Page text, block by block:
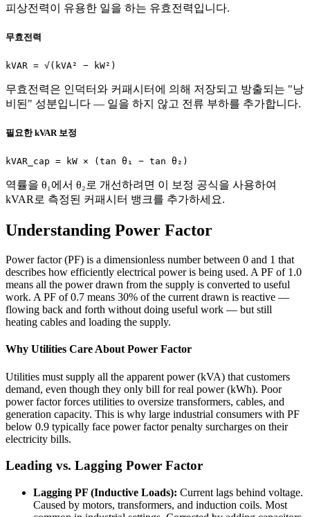
피상전력이 유용한 일을 하는 유효전력입니다.
무효전력
kVAR = √(kVA² − kW²)
무효전력은 인덕터와 커패시터에 의해 저장되고 방출되는 "낭
비된" 성분입니다 — 일을 하지 않고 전류 부하를 추가합니다.
필요한 kVAR 보정
kVAR_cap = kW × (tan θ₁ − tan θ₂)
역률을 θ₁에서 θ₂로 개선하려면 이 보정 공식을 사용하여
kVAR로 측정된 커패시터 뱅크를 추가하세요.
Understanding Power Factor
Power factor (PF) is a dimensionless number between 0 and 1 that
describes how efficiently electrical power is being used. A PF of 1.0
means all the power drawn from the supply is converted to useful
work. A PF of 0.7 means 30% of the current drawn is reactive —
flowing back and forth without doing useful work — but still
heating cables and loading the supply.
Why Utilities Care About Power Factor
Utilities must supply all the apparent power (kVA) that customers
demand, even though they only bill for real power (kWh). Poor
power factor forces utilities to oversize transformers, cables, and
generation capacity. This is why large industrial consumers with PF
below 0.9 typically face power factor penalty surcharges on their
electricity bills.
Leading vs. Lagging Power Factor
Lagging PF (Inductive Loads): Current lags behind voltage.
Caused by motors, transformers, and induction coils. Most